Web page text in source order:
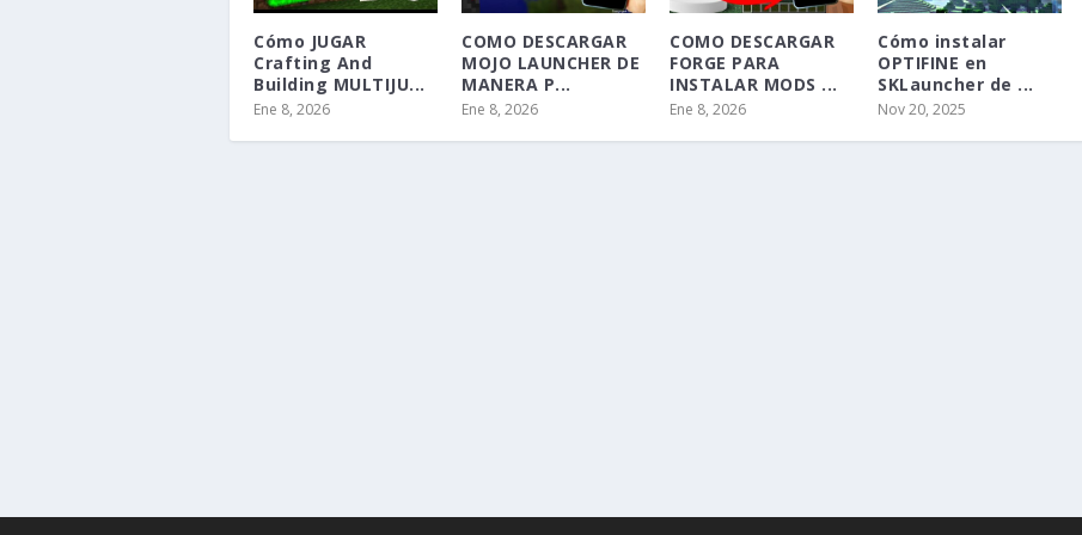
Cómo JUGAR
Crafting And
Building MULTIJU...
Ene 8, 2026
COMO DESCARGAR
MOJO LAUNCHER DE
MANERA P...
Ene 8, 2026
COMO DESCARGAR
FORGE PARA
INSTALAR MODS ...
Ene 8, 2026
Cómo instalar
OPTIFINE en
SKLauncher de ...
Nov 20, 2025